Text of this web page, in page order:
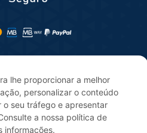
os direitos reservados |
pordigitalgreen
lhe proporcionar a melhor
personalizar o conteúdo
o seu tráfego e apresentar
a nossa política de
informações.